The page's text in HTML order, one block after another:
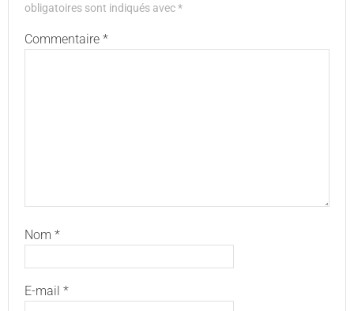
obligatoires sont indiqués avec*
Commentaire *
Nom *
E-mail *